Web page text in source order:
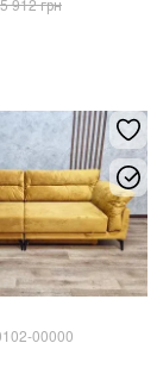
00000